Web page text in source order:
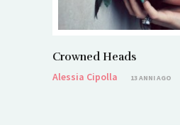
Crowned Heads
Alessia Cipolla
13 ANNI AGO